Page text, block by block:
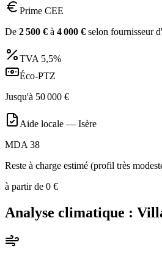
Prime CEE
De 2 500 € à 4 000 € selon fournisseur
TVA 5,5%
Éco-PTZ
Jusqu'à 50 000 €
Aide locale — Isère
MDA 38
Reste à charge estimé (profil très
à partir de 0 €
Analyse climatique :